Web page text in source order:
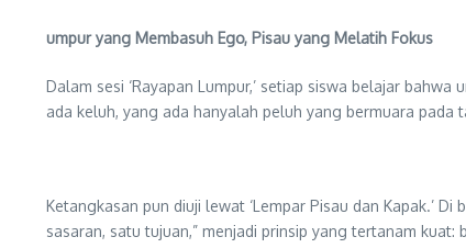
umpur yang Membasuh Ego, Pisau yang Melatih Fokus
Dalam sesi ‘Rayapan Lumpur,’ setiap siswa belajar
ada keluh, yang ada hanyalah peluh yang bermuara pada
Ketangkasan pun diuji lewat ‘Lempar Pisau dan Kapak.’
sasaran, satu tujuan,” menjadi prinsip yang tertanam